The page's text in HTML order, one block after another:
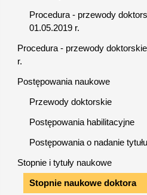
Procedura - przewody
01.05.2019 r.
Procedura - przewody
r.
Postępowania naukowe
Przewody doktorskie
Postępowania habilitacyjne
Postępowania o nadanie
Stopnie i tytuły naukowe
Stopnie naukowe doktora